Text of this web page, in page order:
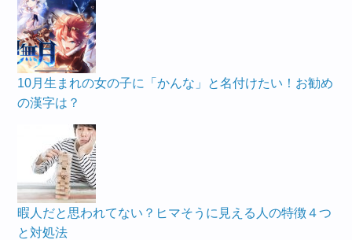
10月生まれの女の子に「かんな」と名付けたい！お勧め
の漢字は？
暇人だと思われてない？ヒマそうに見える人の特徴４つ
と対処法